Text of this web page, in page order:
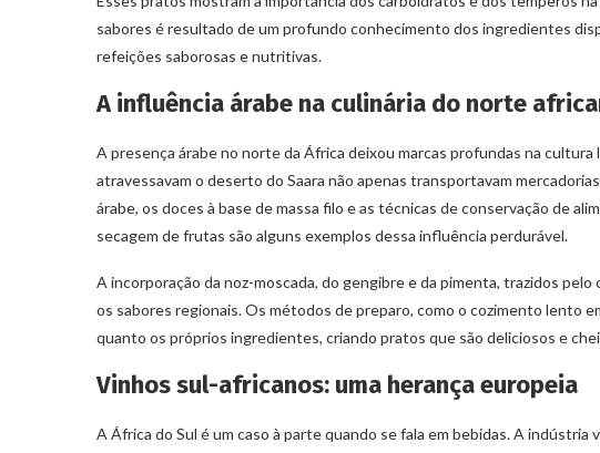
sabores é resultado de um profundo conhecimento dos ingredientes
refeições saborosas e nutritivas.
A influência árabe na culinária do norte
A presença árabe no norte da África deixou marcas profundas na cultura
atravessavam o deserto do Saara não apenas transportavam
árabe, os doces à base de massa filo e as técnicas de conservação de
secagem de frutas são alguns exemplos dessa influência perdurável.
A incorporação da noz-moscada, do gengibre e da pimenta, trazidos
os sabores regionais. Os métodos de preparo, como o cozimento lento
quanto os próprios ingredientes, criando pratos que são deliciosos e
Vinhos sul-africanos: uma herança europeia
A África do Sul é um caso à parte quando se fala em bebidas. A indústria